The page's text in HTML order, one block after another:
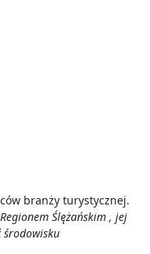
branży turystycznej.
Ślężańskim , jej
środowisku